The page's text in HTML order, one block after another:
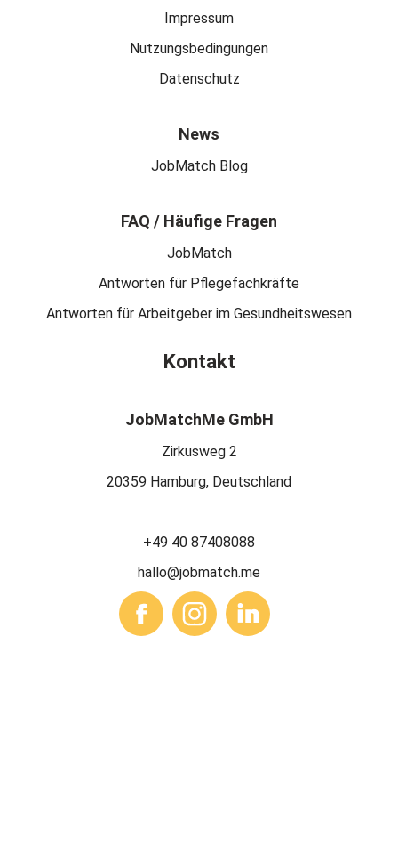
Impressum
Nutzungsbedingungen
Datenschutz
News
JobMatch Blog
FAQ / Häufige Fragen
JobMatch
Antworten für Pflegefachkräfte
Antworten für Arbeitgeber im Gesundheitswesen
Kontakt
JobMatchMe GmbH
Zirkusweg 2
20359 Hamburg, Deutschland
+49 40 87408088
hallo@jobmatch.me